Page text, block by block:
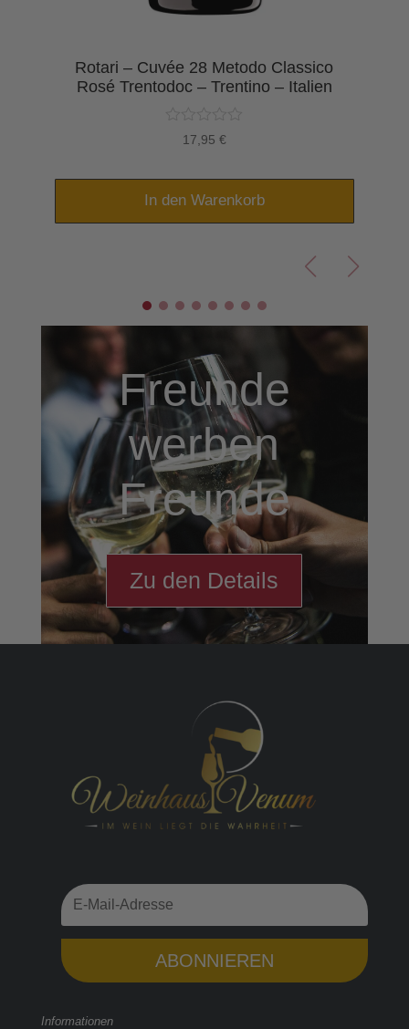
Rotari – Cuvée 28 Metodo Classico
Rosé Trentodoc – Trentino – Italien
17,95 €
In den Warenkorb
Freunde
werben
Freunde
Zu den Details
ABONNIEREN
Informationen